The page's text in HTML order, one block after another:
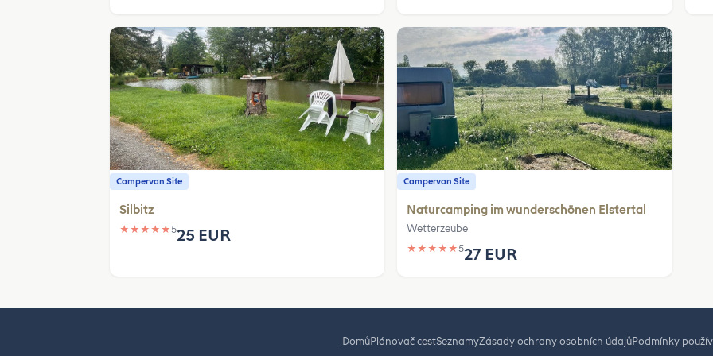
Campervan Site
Silbitz
★ ★ ★ ★ ★525 EUR
Campervan Site
Naturcamping im wunderschönen Elstertal
Wetterzeube
★ ★ ★ ★ ★527 EUR
DomůPlánovač cestSeznamyZásady ochrany osobních údajůPodmínky